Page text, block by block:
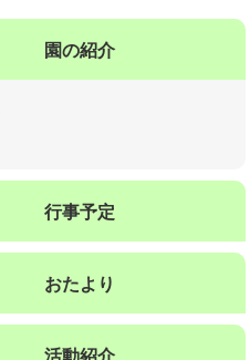
園の紹介
行事予定
おたより
活動紹介